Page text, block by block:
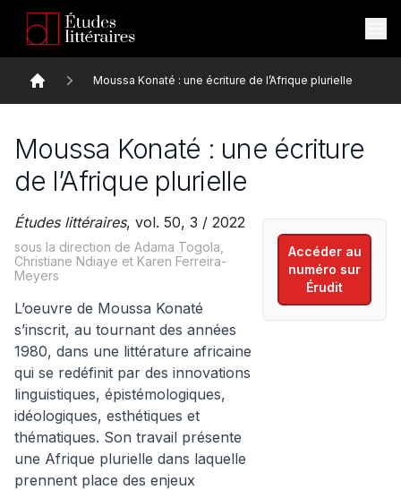
Accueil
Moussa Konaté : une écriture de l’Afrique plurielle
Moussa Konaté : une écriture
de l’Afrique plurielle
Études littéraires, vol. 50, 3 / 2022
sous la direction de Adama Togola,
Christiane Ndiaye et Karen Ferreira-
Meyers
L’oeuvre de Moussa Konaté
s’inscrit, au tournant des années
1980, dans une littérature africaine
qui se redéfinit par des innovations
linguistiques, épistémologiques,
idéologiques, esthétiques et
thématiques. Son travail présente
une Afrique plurielle dans laquelle
prennent place des enjeux
Accéder au
numéro sur
Érudit